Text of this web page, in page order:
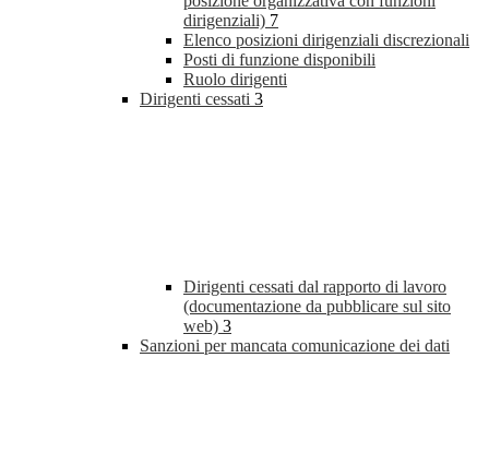
dirigenziali) 7
Elenco posizioni dirigenziali discrezionali
Posti di funzione disponibili
Ruolo dirigenti
Dirigenti cessati 3
Dirigenti cessati dal rapporto di lavoro
(documentazione da pubblicare sul sito
web) 3
Sanzioni per mancata comunicazione dei dati